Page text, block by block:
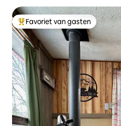
Topfavoriet van gasten
Favoriet van gasten